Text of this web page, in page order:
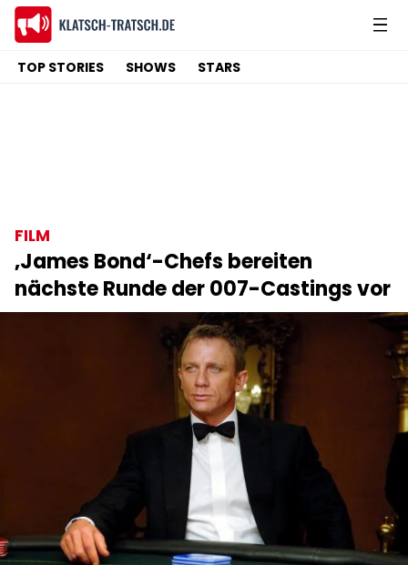
TOP STORIES SHOWS STARS
FILM
‚James Bond‘-Chefs bereiten
nächste Runde der 007-Castings vor